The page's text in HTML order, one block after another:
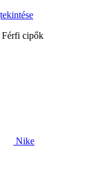
Férfi cipők
Nike